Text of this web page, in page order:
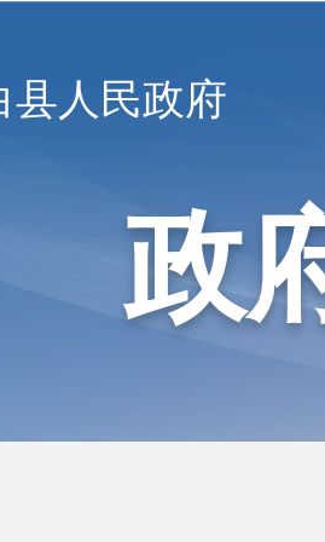
县人民政府
政